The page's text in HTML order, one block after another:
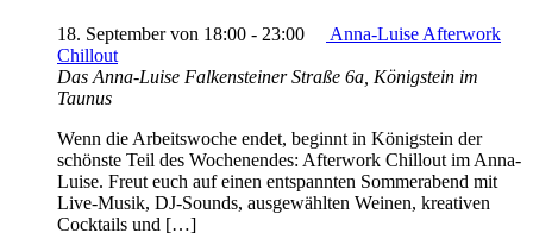
18. September von 18:00 - 23:00
Anna-Luise Afterwork
Chillout
Das Anna-Luise Falkensteiner Straße 6a, Königstein im
Taunus
Wenn die Arbeitswoche endet, beginnt in Königstein der
schönste Teil des Wochenendes: Afterwork Chillout im Anna-
Luise. Freut euch auf einen entspannten Sommerabend mit
Live-Musik, DJ-Sounds, ausgewählten Weinen, kreativen
Cocktails und […]